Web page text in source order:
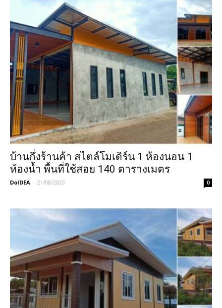
บ้านกึ่งร้านค้า สไตล์โมเดิร์น 1 ห้องนอน 1
ห้องน้ำ พื้นที่ใช้สอย 140 ตารางเมตร
DoIDEA - 21/08/2020 0